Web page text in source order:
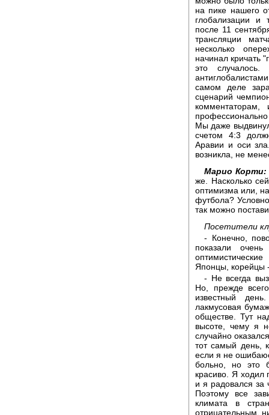
на пике нашего
глобализации и
после 11
трансляции
несколько
начинал кричать
это
самом деле
сценарий
Мы даже
счетом 4:3
Аравии и оси
возникла, не
Марио Корти:
же. Насколько
оптимизма или,
футбола?
так можно
Посетители
- Конечно,
показали
Японцы, корейцы
- Не всегда
Но, прежде
известный
лакмусовая
обществе. Тут
высоте, чему я
случайно
тот самый день,
если я не
больно, но это
красиво. Я ходил
и я радовался за
Поэтому все
климата в
отрицательным,